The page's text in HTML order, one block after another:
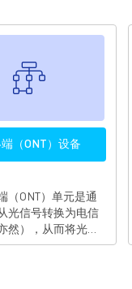
（ONT）设备
（ONT）单元是通
光信号转换为电信
然），从而将光缆
线路（例如以太网